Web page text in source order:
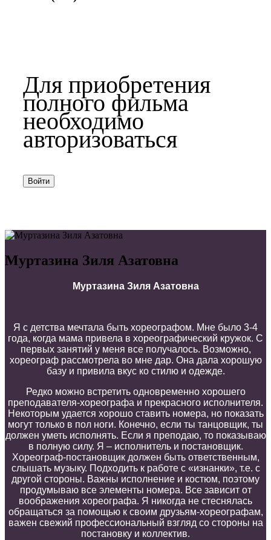
Для приобретения
полного фильма
необходимо
авторизоваться
Войти
Муртазина Зиля Азатовна
Муртазина Зиля Азатовна
Я с детства мечтала быть хореографом. Мне было 3-4
года, когда мама привела в хореографический кружок. С
первых занятий у меня все получалось. Возможно,
хореограф рассмотрела во мне дар. Она дала хорошую
базу и привила вкус костилю и одежде.
Редко можно встретить одновременно хорошего
преподавателя-хореографа и прекрасного исполнителя.
Некоторым удается хорошо ставить номера, но показать
могут только в пол ноги. Конечно, если ты танцовщик, ты
должен уметь исполнять. Если я преподаю, то показываю
в полную силу. Я – исполнитель и постановщик.
Хореограф-постановщик должен быть ответственным,
слышать музыку. Подходить к работес«изнанки», т.е. с
другой стороны. Важны исполнение и костюм, поэтому
продумываювсе элементы номера. Все зависит от
воображения хореографа. Я никогда не стеснялась
обращаться за помощью к своим друзьям-хореографам,
важен свежий профессиональный взгляд со стороны на
постановку и коллектив.